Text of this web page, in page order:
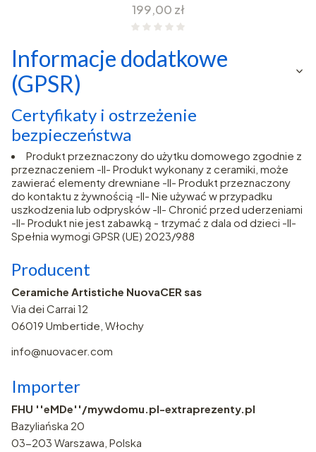
Cena
199,00 zł
Informacje dodatkowe
(GPSR)
Certyfikaty i ostrzeżenie
bezpieczeństwa
Produkt przeznaczony do użytku domowego zgodnie z
przeznaczeniem -II- Produkt wykonany z ceramiki, może
zawierać elementy drewniane -II- Produkt przeznaczony
do kontaktu z żywnością -II- Nie używać w przypadku
uszkodzenia lub odprysków -II- Chronić przed uderzeniami
-II- Produkt nie jest zabawką - trzymać z dala od dzieci -II-
Spełnia wymogi GPSR (UE) 2023/988
Producent
Ceramiche Artistiche NuovaCER sas
Via dei Carrai 12
06019 Umbertide, Włochy
info@nuovacer.com
Importer
FHU ''eMDe''/mywdomu.pl-extraprezenty.pl
Bazyliańska 20
03-203 Warszawa, Polska